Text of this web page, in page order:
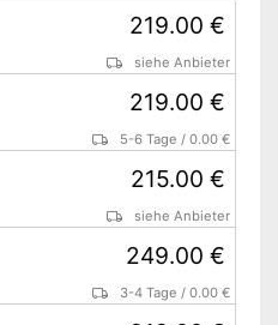
Mit integriertem Kabeleingang
Schutz vor UV-Strahlen
Zusätzliche Heringe
siehe Anbieter
219.00 €
siehe Anbieter
219.00 €
5-6 Tage /0.00 €
215.00 €
siehe Anbieter
249.00 €
3-4 Tage /0.00 €